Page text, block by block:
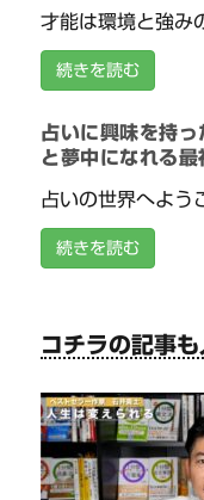
才能は環境と強み
続きを読む
占いに興味を持
と夢中になれる
占いの世界へよう
続きを読む
コチラの記事